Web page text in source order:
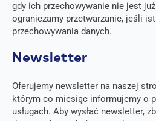
gdy ich przechowywanie nie jest
ograniczamy przetwarzanie, jeśli
przechowywania danych.
Newsletter
Oferujemy newsletter na naszej
którym co miesiąc informujemy o
usługach. Aby wysłać newsletter,